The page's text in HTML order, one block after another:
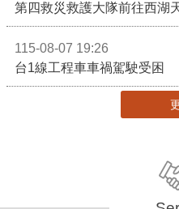
第四救災救護大隊前往西湖
115-08-07 19:26
台1線工程車車禍駕駛受困